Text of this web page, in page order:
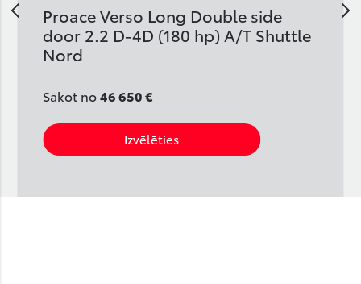
Proace Verso Long Double side
door 2.2 D-4D (180 hp) A/T Shuttle
Nord
Sākot no46 650 €
Izvēlēties